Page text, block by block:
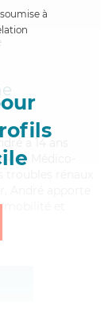
à
a 14 ans
Médico-
mobilité et